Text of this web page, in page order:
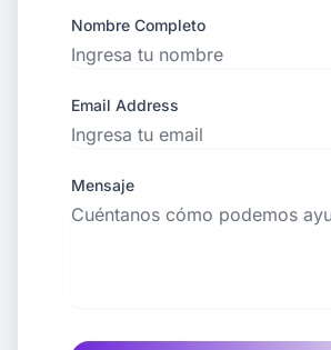
Nombre Completo
Email Address
Mensaje